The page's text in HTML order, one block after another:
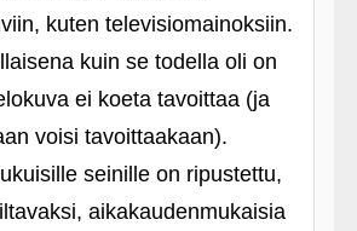
kuten televisiomainoksiin.
kuin se todella oli on
ei koeta tavoittaa (ja
voisi tavoittaakaan).
seinille on ripustettu,
aikakaudenmukaisia